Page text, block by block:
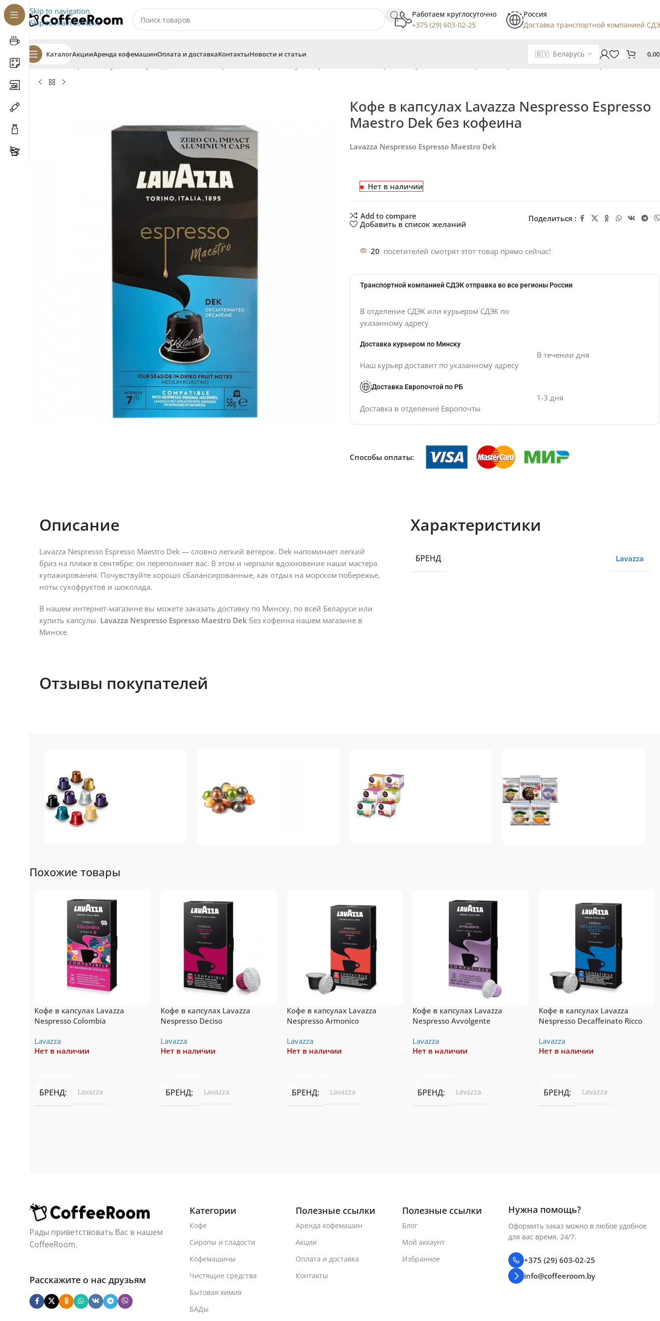
Skip to navigation
Skip to main content
Работаем круглосуточно
+375 (29) 603-02-25
Россия
Доставка транспортной компанией
КаталогАкцииАренда кофемашинОплата и доставкаКонтактыНовости и статьи
Главная Кофе в капсулах Lavazza Nespresso Espresso Maestro Dek без кофеина
Кофе в капсулах Lavazza Nespresso Espresso
Maestro Dek без кофеина
Lavazza Nespresso Espresso Maestro Dek
Нет в наличии
Add to compare
Добавить в список желаний
Поделиться :
20 посетителей смотрят этот товар прямо сейчас!
Транспортной компанией СДЭК отправка во все регионы России
В отделение СДЭК или курьером СДЭК по
указанному адресу
Доставка курьером по Минску
Наш курьер доставит по указанному адресу
В течении дня
Доставка Европочтой по РБ
Доставка в отделение Европочты
1-3 дня
Способы оплаты:
Описание
Lavazza Nespresso Espresso Maestro Dek — словно легкий ветерок. Dek напоминает легкий
бриз на пляже в сентябре: он переполняет вас. В этом и черпали вдохновение наши мастера
купажирования. Почувствуйте хорошо сбалансированные, как отдых на морском побережье,
ноты сухофруктов и шоколада.
В нашем интернет-магазине вы можете заказать доставку по Минску, по всей Беларуси или
купить капсулы Lavazza Nespresso Espresso Maestro Dek без кофеина нашем магазине в
Минске.
Характеристики
БРЕНД Lavazza
Отзывы покупателей
Original
системы Nespresso
Подробнее
Перейти
Подробнее
Похожие товары
Кофе в капсулах Lavazza
Nespresso Colombia
Lavazza
Нет в наличии
БРЕНД Lavazza
Кофе в капсулах Lavazza
Nespresso Deciso
Lavazza
Нет в наличии
БРЕНД Lavazza
Кофе в капсулах Lavazza
Nespresso Armonico
Lavazza
Нет в наличии
БРЕНД Lavazza
Кофе в капсулах Lavazza
Nespresso Avvolgente
Lavazza
Нет в наличии
БРЕНД Lavazza
Кофе в капсулах Lavazza
Nespresso Decaffeinato Ricco
Lavazza
Нет в наличии
БРЕНД Lavazza
Рады приветствовать Вас в нашем
CoffeeRoom.
Расскажите о нас друзьям
Категории
Кофе
Сиропы и сладости
Кофемашины
Чистящие средства
Бытовая химия
БАДы
Полезные ссылки
Аренда кофемашин
Акции
Оплата и доставка
Контакты
Полезные ссылки
Блог
Мой аккаунт
Избранное
Нужна помощь?
Оформить заказ можно в любое удобное
для вас время, 24/7.
+375 (29) 603-02-25
info@coffeeroom.by